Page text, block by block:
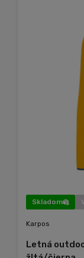
Skladom
Karpos
Letná